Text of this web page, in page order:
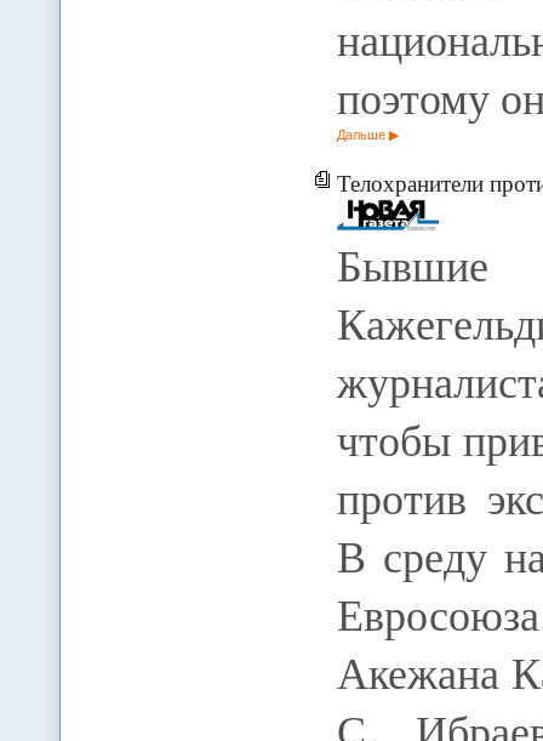
поэтому
Дальше
Телохранители
Бывшие
чтобы
против
В среду
Акежана